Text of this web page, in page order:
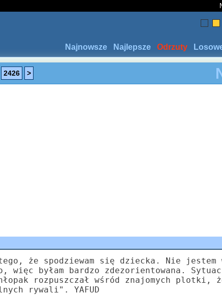
Odrzuty
Najlepsze
Najnowsze
2426 >
że spodziewam się dziecka. Nie jestem
byłam bardzo zdezorientowana.
rozpuszczał wśród znajomych plotki,
rywali". YAFUD